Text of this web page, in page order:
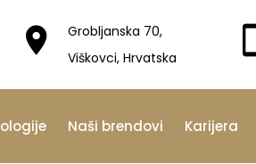
Grobljanska 70,
Viškovci, Hrvatska
Naši brendovi Karijera